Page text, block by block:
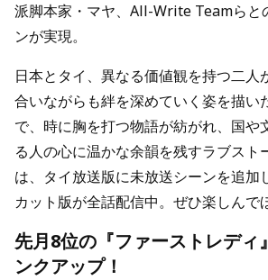
派脚本家・マヤ、All-Write Teamらと
ンが実現。
日本とタイ、異なる価値観を持つ二人
合いながらも絆を深めていく姿を描い
で、時に胸を打つ物語が紡がれ、国や
る人の心に温かな余韻を残すラブス
は、タイ放送版に未放送シーンを追加
カット版が全話配信中。ぜひ楽しんで
先月8位の『ファーストレディ
ンクアップ！